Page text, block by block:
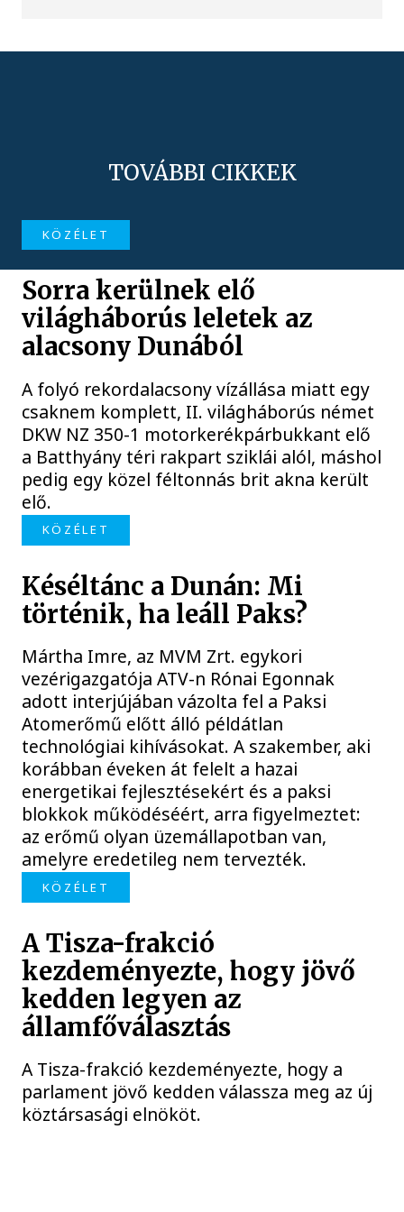
TOVÁBBI CIKKEK
KÖZÉLET
Sorra kerülnek elő
világháborús leletek az
alacsony Dunából
A folyó rekordalacsony vízállása miatt egy
csaknem komplett, II. világháborús német
DKW NZ 350-1 motorkerékpárbukkant elő
a Batthyány téri rakpart sziklái alól, máshol
pedig egy közel féltonnás brit akna került
elő.
KÖZÉLET
Késéltánc a Dunán: Mi
történik, ha leáll Paks?
Mártha Imre, az MVM Zrt. egykori
vezérigazgatója ATV-n Rónai Egonnak
adott interjújában vázolta fel a Paksi
Atomerőmű előtt álló példátlan
technológiai kihívásokat. A szakember, aki
korábban éveken át felelt a hazai
energetikai fejlesztésekért és a paksi
blokkok működéséért, arra figyelmeztet:
az erőmű olyan üzemállapotban van,
amelyre eredetileg nem tervezték.
KÖZÉLET
A Tisza-frakció
kezdeményezte, hogy jövő
kedden legyen az
államfőválasztás
A Tisza-frakció kezdeményezte, hogy a
parlament jövő kedden válassza meg az új
köztársasági elnököt.